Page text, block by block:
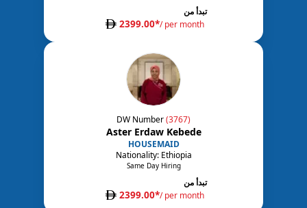
تبدأ من
2399.00*/ per month
DW Number(3767)
Aster Erdaw Kebede
HOUSEMAID
Nationality: Ethiopia
Same Day Hiring
تبدأ من
2399.00*/ per month